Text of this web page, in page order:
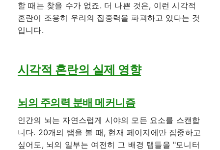
할 때는 찾을 수가 없죠. 더 나쁜 것은, 이런 시각적
혼란이 조용히 우리의 집중력을 파괴하고 있다는 것
입니다.
시각적 혼란의 실제 영향
뇌의 주의력 분배 메커니즘
인간의 뇌는 자연스럽게 시야의 모든 요소를 스캔합
니다. 20개의 탭을 볼 때, 현재 페이지에만 집중하고
싶어도, 뇌의 일부는 여전히 그 배경 탭들을 "모니터